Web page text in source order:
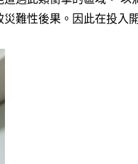
難性後果。因此在投入